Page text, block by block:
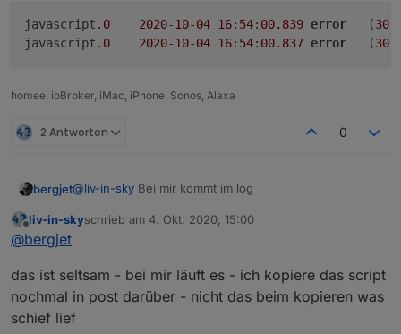
javascript. 0 2020-10-04 16: 54: 00.839 error
	(
javascript. 0 2020-10-04 16: 54: 00.837 error
	(
homee, ioBroker, iMac, iPhone, Sonos, Alaxa
2 Antworten 0
bergjet@liv-in-sky Bei mir kommt im log
javascript.0	2020-10-04 16:54:00.839	error
Offline
liv-in-skyschrieb am 4. Okt. 2020, 15:00
zuletzt editiert von
@bergjet
das ist seltsam - bei mir läuft es - ich kopiere das script
nochmal in post darüber - nicht das beim kopieren was
schief lief